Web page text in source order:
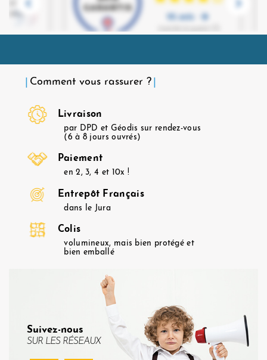
Comment vous rassurer ?
Livraison
par DPD et Géodis sur rendez-vous
(6 à 8 jours ouvrés)
Paiement
en 2, 3, 4 et 10x !
Entrepôt Français
dans le Jura
Colis
volumineux, mais bien protégé et
bien emballé
Suivez-nous
SUR LES RÉSEAUX